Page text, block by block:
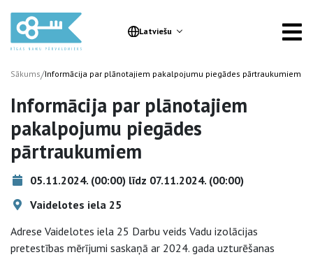
Latviešu
Sākums/Informācija par plānotajiem pakalpojumu piegādes pārtraukumiem
Informācija par plānotajiem
pakalpojumu piegādes
pārtraukumiem
05.11.2024. (00:00) līdz 07.11.2024. (00:00)
Vaidelotes iela 25
Adrese Vaidelotes iela 25 Darbu veids Vadu izolācijas
pretestības mērījumi saskaņā ar 2024. gada uzturēšanas